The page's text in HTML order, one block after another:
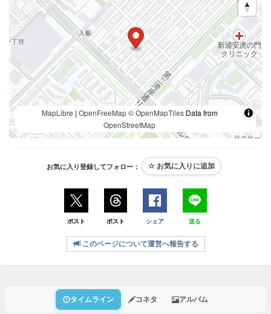
MapLibre | OpenFreeMap © OpenMapTilesData from
OpenStreetMap
お気に入り登録してフォロー：
ポスト ポスト シェア 送る
このページについて運営へ報告する
タイムライン コネタ アルバム